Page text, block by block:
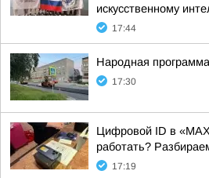
искусственному
17:44
Народная
17:30
Цифровой ID в
работать?
17:19